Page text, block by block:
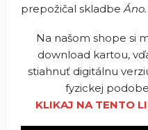
prepožičal skladbeÁno.
Na našom shope si
download kartou,
stiahnuť digitálnu
fyzickej
KLIKAJ NA TENTO